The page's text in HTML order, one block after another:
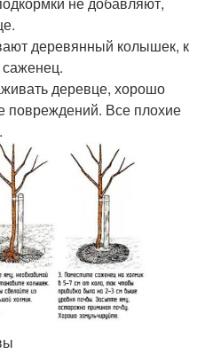
деревянный колышек, к
саженец.
деревце, хорошо
повреждений. Все плохие